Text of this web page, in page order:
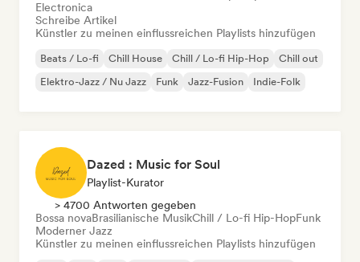
Electronica
Schreibe Artikel
Künstler zu meinen einflussreichen Playlists hinzufügen
Beats / Lo-fi Chill House Chill / Lo-fi Hip-Hop
Chill out
Elektro-Jazz / Nu Jazz
Funk Jazz-Fusion Indie-Folk
Dazed : Music for Soul
Playlist-Kurator
> 4700 Antworten gegeben
Bossa novaBrasilianische MusikChill / Lo-fi Hip-HopFunk
Moderner Jazz
Künstler zu meinen einflussreichen Playlists hinzufügen